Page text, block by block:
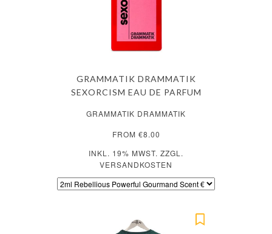
GRAMMATIK DRAMMATIK
SEXORCISM EAU DE PARFUM
GRAMMATIK DRAMMATIK
FROM €8.00
INKL. 19% MWST. ZZGL.
VERSANDKOSTEN